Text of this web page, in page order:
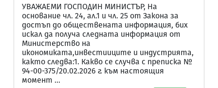
УВАЖАЕМИ ГОСПОДИН МИНИСТЪР, На
основание чл. 24, ал.1 и чл. 25 от Закона за
достъп до обществената информация, бих
искал да получа следната информация от
Министерство на
икономиката,инвестииците и индустрията,
както следва:1. Какво се случва с преписка №
94-00-375/20.02.2026 г. към настоящия
момент ...